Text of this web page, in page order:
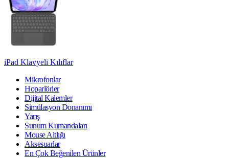
iPad Klavyeli Kılıflar
Mikrofonlar
Hoparlörler
Dijital Kalemler
Simülasyon Donanımı
Yarış
Sunum Kumandaları
Mouse Altlığı
Aksesuarlar
En Çok Beğenilen Ürünler